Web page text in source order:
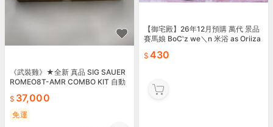
《武裝雞》★全新 真品 SIG SAUER
ROMEO8T-AMR COMBO KIT 自動
37,000
免運
【御宅殿】26年12月預購 萬代 景品
賽馬娘 BoC'z we＼n 米浴 as Oriiza
430